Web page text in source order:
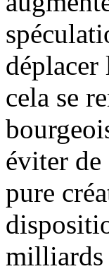
déplacer
cela se
éviter de
pure
milliards